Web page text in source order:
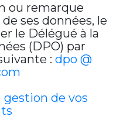
ou remarque
ses données, le
le Délégué à la
(DPO) par
: dpo @
gestion de vos